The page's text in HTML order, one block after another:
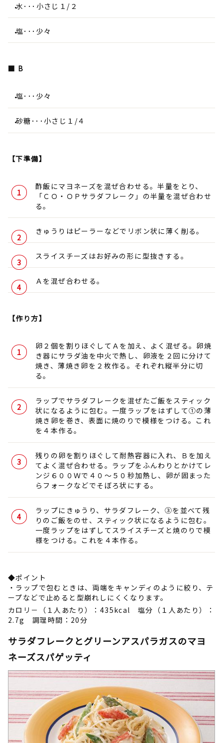
水･･･小さじ１/２
塩･･･少々
■ B
塩･･･少々
砂糖･･･小さじ１/４
【下準備】
酢飯にマヨネーズを混ぜ合わせる。半量をとり、
「ＣＯ・ＯＰサラダフレーク」の半量を混ぜ合わせ
る。
きゅうりはピーラーなどでリボン状に薄く削る。
スライスチーズはお好みの形に型抜きする。
Ａを混ぜ合わせる。
【作り方】
卵２個を割りほぐしてＡを加え、よく混ぜる。卵焼
き器にサラダ油を中火で熱し、卵液を２回に分けて
焼き、薄焼き卵を２枚作る。それぞれ縦半分に切
る。
ラップでサラダフレークを混ぜたご飯をスティック
状になるように包む。一度ラップをはずして①の薄
焼き卵を巻き、表面に焼のりで模様をつける。これ
を４本作る。
残りの卵を割りほぐして耐熱容器に入れ、Ｂを加え
てよく混ぜ合わせる。ラップをふんわりとかけてレ
ンジ６００Ｗで４０〜５０秒加熱し、卵が固まった
らフォークなどでそぼろ状にする。
ラップにきゅうり、サラダフレーク、③を並べて残
りのご飯をのせ、スティック状になるように包む。
一度ラップをはずしてスライスチーズと焼のりで模
様をつける。これを４本作る。
◆ポイント
・ラップで包むときは、両端をキャンディのように絞り、テ
ープなどで止めると型崩れしにくくなります。
カロリ－（１人あたり）：435kcal 塩分（１人あたり）：
2.7g 調理時間：20分
サラダフレークとグリーンアスパラガスのマヨ
ネーズスパゲッティ